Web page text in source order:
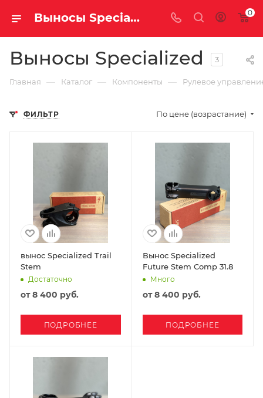
Выносы Specialized 0
Выносы Specialized 3
Главная — Каталог — Компоненты — Рулевое
ФИЛЬТР По цене (возрастание)
вынос Specialized Trail
Stem
Достаточно
от8 400 руб.
ПОДРОБНЕЕ
Вынос Specialized
Future Stem Comp 31.8
Много
от8 400 руб.
ПОДРОБНЕЕ